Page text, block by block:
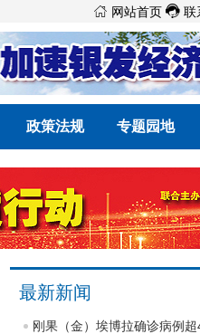
 网站首页  联
政策法规 专题园地
最新新闻
刚果（金）埃博拉确诊病例超